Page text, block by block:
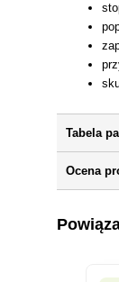
Tabela
Ocena